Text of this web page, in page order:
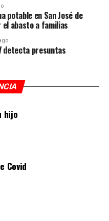
potable en San José de
el abasto a familias
detecta presuntas
hijo
Covid